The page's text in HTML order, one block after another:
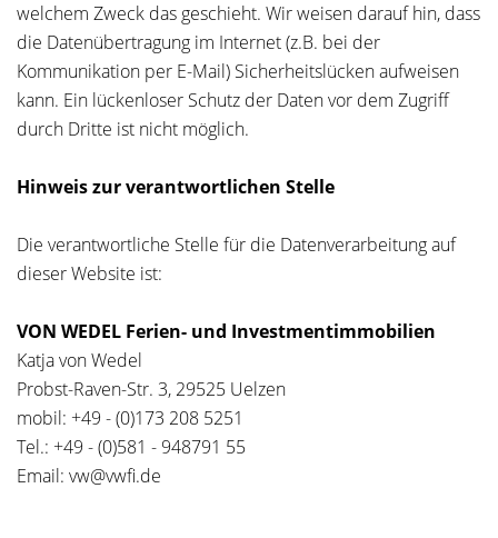
welchem Zweck das geschieht. Wir weisen darauf hin, dass
die Datenübertragung im Internet (z.B. bei der
Kommunikation per E-Mail) Sicherheitslücken aufweisen
kann. Ein lückenloser Schutz der Daten vor dem Zugriff
durch Dritte ist nicht möglich.
Hinweis zur verantwortlichen Stelle
Die verantwortliche Stelle für die Datenverarbeitung auf
dieser Website ist:
VON WEDEL Ferien- und Investmentimmobilien
Katja von Wedel
Probst-Raven-Str. 3, 29525 Uelzen
mobil: +49 - (0)173 208 5251
Tel.: +49 - (0)581 - 948791 55
Email: vw@vwfi.de